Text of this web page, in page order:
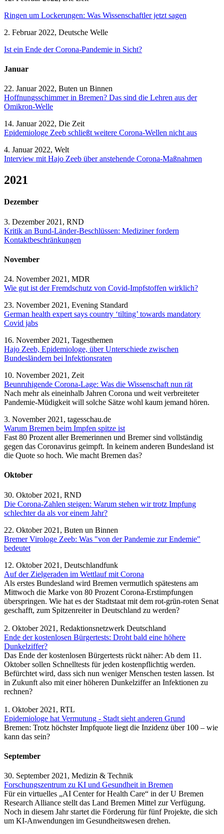
Ringen um Lockerungen: Was Wissenschaftler jetzt sagen
2. Februar 2022, Deutsche Welle
Ist ein Ende der Corona-Pandemie in Sicht?
Januar
22. Januar 2022, Buten un Binnen
Hoffnungsschimmer in Bremen? Das sind die Lehren aus der
Omikron-Welle
14. Januar 2022, Die Zeit
Epidemiologe Zeeb schließt weitere Corona-Wellen nicht aus
4. Januar 2022, Welt
Interview mit Hajo Zeeb über anstehende Corona-Maßnahmen
2021
Dezember
3. Dezember 2021, RND
Kritik an Bund-Länder-Beschlüssen: Mediziner fordern
Kontaktbeschränkungen
November
24. November 2021, MDR
Wie gut ist der Fremdschutz von Covid-Impfstoffen wirklich?
23. November 2021, Evening Standard
German health expert says country ‘tilting’ towards mandatory
Covid jabs
16. November 2021, Tagesthemen
Hajo Zeeb, Epidemiologe, über Unterschiede zwischen
Bundesländern bei Infektionsraten
10. November 2021, Zeit
Beunruhigende Corona-Lage: Was die Wissenschaft nun rät
Nach mehr als eineinhalb Jahren Corona und weit verbreiteter
Pandemie-Müdigkeit will solche Sätze wohl kaum jemand hören.
3. November 2021, tagesschau.de
Warum Bremen beim Impfen spitze ist
Fast 80 Prozent aller Bremerinnen und Bremer sind vollständig
gegen das Coronavirus geimpft. In keinem anderen Bundesland ist
die Quote so hoch. Wie macht Bremen das?
Oktober
30. Oktober 2021, RND
Die Corona-Zahlen steigen: Warum stehen wir trotz Impfung
schlechter da als vor einem Jahr?
22. Oktober 2021, Buten un Binnen
Bremer Virologe Zeeb: Was "von der Pandemie zur Endemie"
bedeutet
12. Oktober 2021, Deutschlandfunk
Auf der Zielgeraden im Wettlauf mit Corona
Als erstes Bundesland wird Bremen vermutlich spätestens am
Mittwoch die Marke von 80 Prozent Corona-Erstimpfungen
überspringen. Wie hat es der Stadtstaat mit dem rot-grün-roten Senat
geschafft, zum Spitzenreiter in Deutschland zu werden?
2. Oktober 2021, Redaktionsnetzwerk Deutschland
Ende der kostenlosen Bürgertests: Droht bald eine höhere
Dunkelziffer?
Das Ende der kostenlosen Bürgertests rückt näher: Ab dem 11.
Oktober sollen Schnelltests für jeden kostenpflichtig werden.
Befürchtet wird, dass sich nun weniger Menschen testen lassen. Ist
in Zukunft also mit einer höheren Dunkelziffer an Infektionen zu
rechnen?
1. Oktober 2021, RTL
Epidemiologe hat Vermutung - Stadt sieht anderen Grund
Bremen: Trotz höchster Impfquote liegt die Inzidenz über 100 – wie
kann das sein?
September
30. September 2021, Medizin & Technik
Forschungszentrum zu KI und Gesundheit in Bremen
Für ein virtuelles „AI Center for Health Care“ in der U Bremen
Research Alliance stellt das Land Bremen Mittel zur Verfügung.
Noch in diesem Jahr startet die Förderung für fünf Projekte, die sich
um KI-Anwendungen im Gesundheitswesen drehen.